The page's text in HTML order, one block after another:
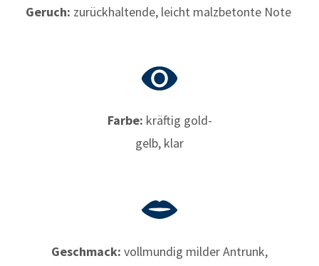
Geruch: zurückhaltende, leicht malzbetonte Note
Farbe: kräftig gold-
gelb, klar
Geschmack: vollmundig milder Antrunk,